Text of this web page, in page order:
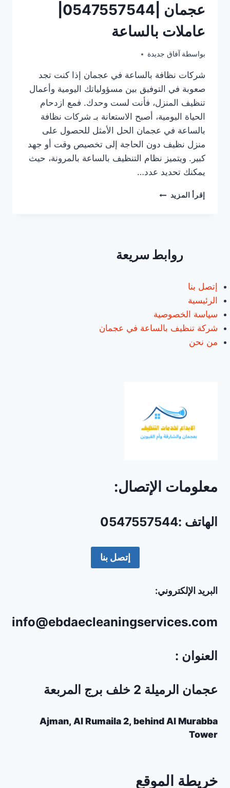
عاملات بالساعة
بواسطة آفاق جديدة أكتوبر 20, 2025
شركات نظافة بالساعة في عجمان إذا كنت تجد
صعوبة في التوفيق بين مسؤولياتك اليومية وأعمال
تنظيف المنزل، فأنت لست وحدك. فمع ازدحام
الحياة اليومية، أصبح الاستعانة بـ شركات نظافة
بالساعة في عجمان الحل الأمثل للحصول على
منزل نظيف دون الحاجة إلى تخصيص وقت أو جهد
كبير. ويتميز نظام التنظيف بالساعة بالمرونة، حيث
يمكنك تحديد عدد…
إقرأ المزيد شركات
عاملات
روابط سريعة
إتصل بنا
الرئيسية
سياسة الخصوصية
شركة تنظيف بالساعة في عجمان
من نحن
معلومات الإتصال:
الهاتف :0547557544
إتصل بنا
البريد الإلكتروني:
info@ebdaecleaningservices.com
العنوان :
عجمان الرميلة 2 خلف برج المربعة
Ajman, Al Rumaila 2, behind Al Murabba
Tower
خريطة الموقع